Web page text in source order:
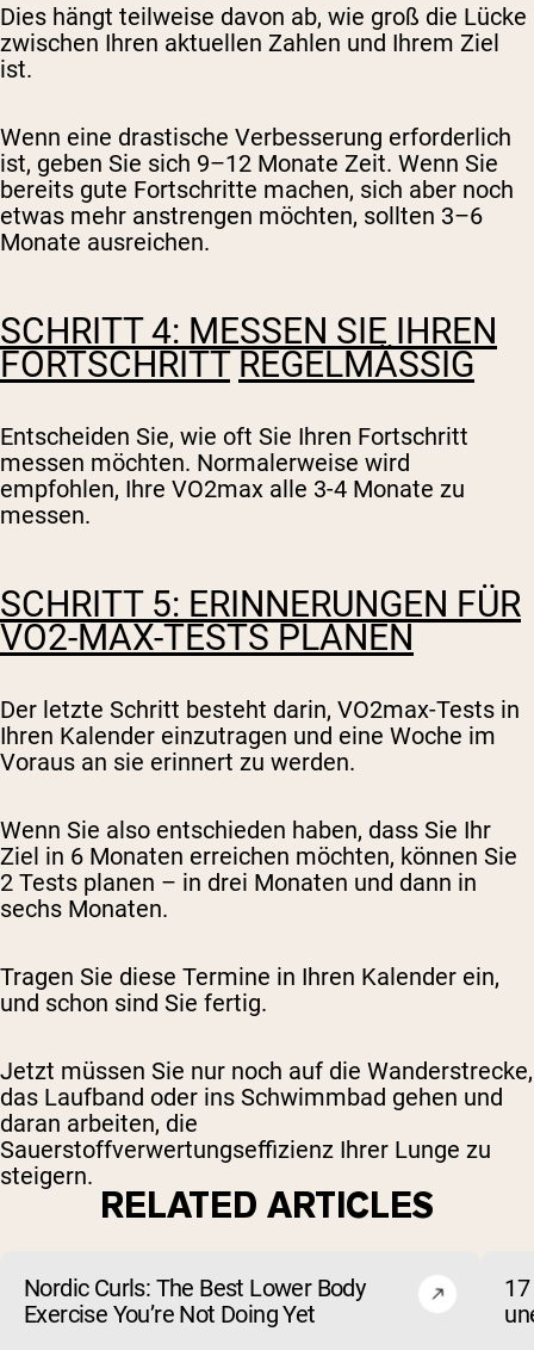
Dies hängt teilweise davon ab, wie groß die Lücke
zwischen Ihren aktuellen Zahlen und Ihrem Ziel
ist.
Wenn eine drastische Verbesserung erforderlich
ist, geben Sie sich 9–12 Monate Zeit. Wenn Sie
bereits gute Fortschritte machen, sich aber noch
etwas mehr anstrengen möchten, sollten 3–6
Monate ausreichen.
SCHRITT 4: MESSEN SIE IHREN
FORTSCHRITT REGELMÄSSIG
Entscheiden Sie, wie oft Sie Ihren Fortschritt
messen möchten. Normalerweise wird
empfohlen, Ihre VO2max alle 3-4 Monate zu
messen.
SCHRITT 5: ERINNERUNGEN FÜR
VO2-MAX-TESTS PLANEN
Der letzte Schritt besteht darin, VO2max-Tests in
Ihren Kalender einzutragen und eine Woche im
Voraus an sie erinnert zu werden.
Wenn Sie also entschieden haben, dass Sie Ihr
Ziel in 6 Monaten erreichen möchten, können Sie
2 Tests planen – in drei Monaten und dann in
sechs Monaten.
Tragen Sie diese Termine in Ihren Kalender ein,
und schon sind Sie fertig.
Jetzt müssen Sie nur noch auf die Wanderstrecke,
das Laufband oder ins Schwimmbad gehen und
daran arbeiten, die
Sauerstoffverwertungseffizienz Ihrer Lunge zu
steigern.
RELATED ARTICLES
Nordic Curls: The Best Lower Body
Exercise You’re Not Doing Yet